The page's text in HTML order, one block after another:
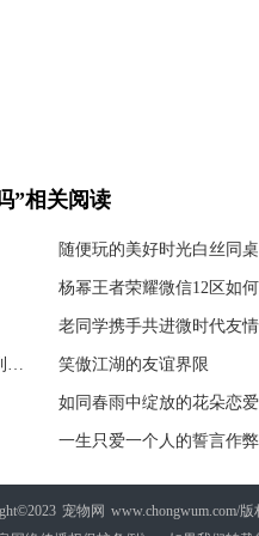
”相关阅读
随便玩的美好时光白丝同
老同学携手共进微时代友
个人分享励志小故事我曾经的逆袭之路从无名小子到行业内的新星 笑傲江湖的友谊界限
如同春雨中绽放的花朵恋
一生只爱一个人的誓言作
宠物网 www.chongwum.com/